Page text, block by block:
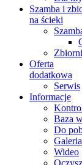
Szamba i
na ścieki
Oferta
dodatkowa
Serwis
Informacje
Baza
Do
Galeria
Wideo